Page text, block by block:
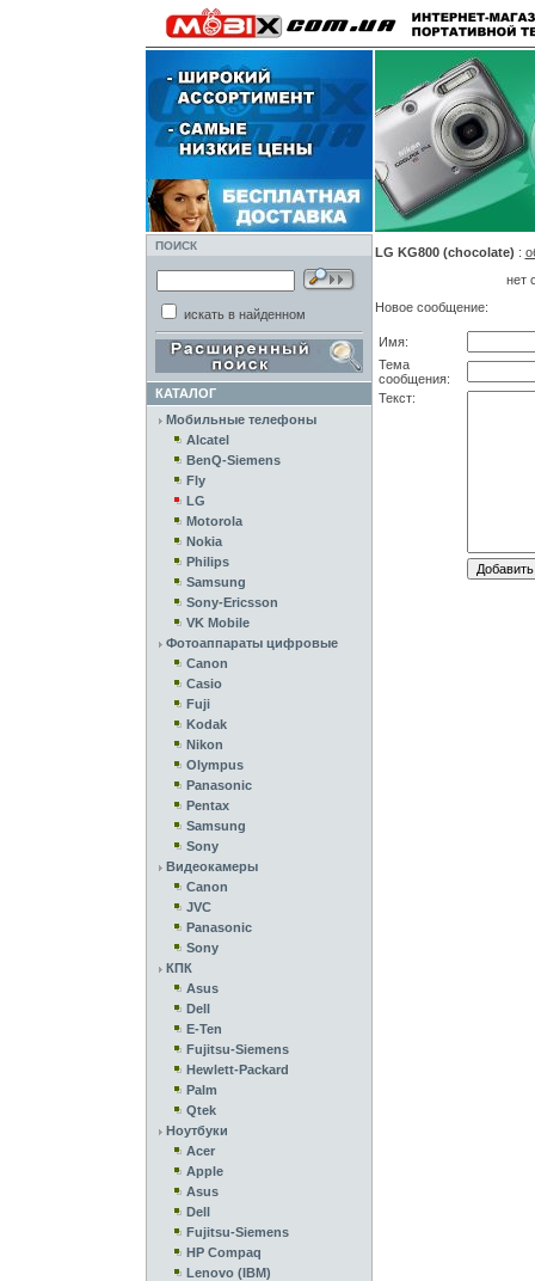
ПОИСК
искать в найденном
КАТАЛОГ
Мобильные телефоны
Alcatel
BenQ-Siemens
Fly
LG
Motorola
Nokia
Philips
Samsung
Sony-Ericsson
VK Mobile
Фотоаппараты цифровые
Canon
Casio
Fuji
Kodak
Nikon
Olympus
Panasonic
Pentax
Samsung
Sony
Видеокамеры
Canon
JVC
Panasonic
Sony
КПК
Asus
Dell
E-Ten
Fujitsu-Siemens
Hewlett-Packard
Palm
Qtek
Ноутбуки
Acer
Apple
Asus
Dell
Fujitsu-Siemens
HP Compaq
Lenovo (IBM)
LG KG800 (chocolate) :
нет
Новое сообщение:
Имя:
Тема
сообщения:
Текст: